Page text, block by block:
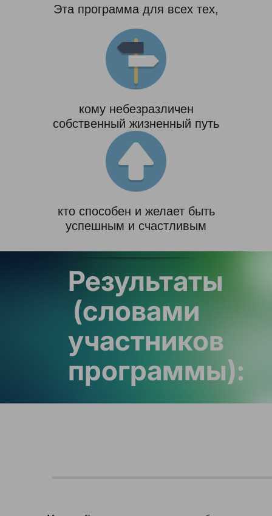
Эта программа для всех тех,
кому небезразличен
собственный жизненный путь
кто способен и желает быть
успешным и счастливым
Результаты
(словами
участников
программы):